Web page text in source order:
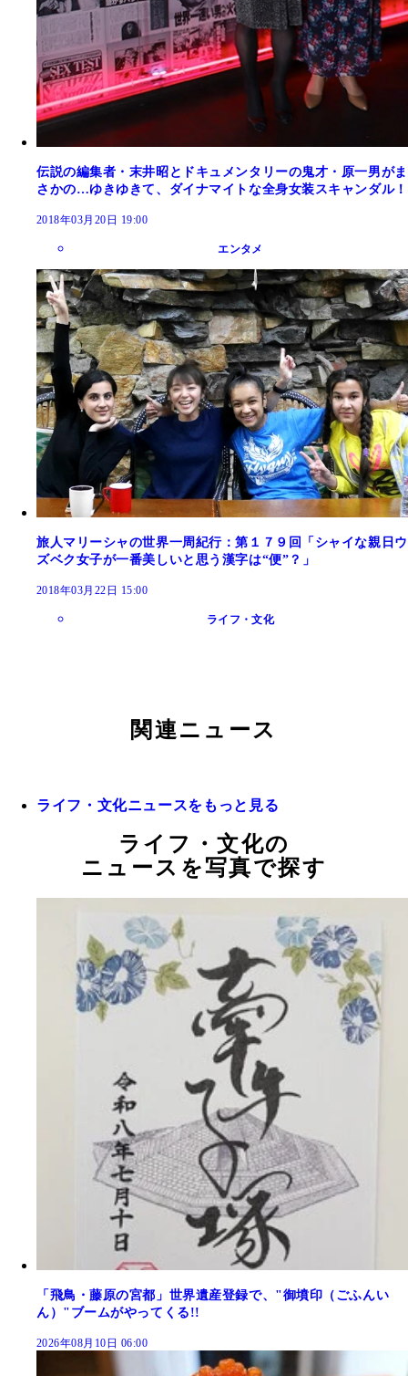
伝説の編集者・末井昭とドキュメンタリーの鬼才・原一男がま
さかの…ゆきゆきて、ダイナマイトな全身女装スキャンダル！
2018年03月20日 19:00
エンタメ
旅人マリーシャの世界一周紀行：第１７９回「シャイな親日ウ
ズベク女子が一番美しいと思う漢字は“便”？」
2018年03月22日 15:00
ライフ・文化
関連ニュース
ライフ・文化ニュースをもっと見る
ライフ・文化の
ニュースを写真で探す
「飛鳥・藤原の宮都」世界遺産登録で、"御墳印（ごふんい
ん）"ブームがやってくる!!
2026年08月10日 06:00